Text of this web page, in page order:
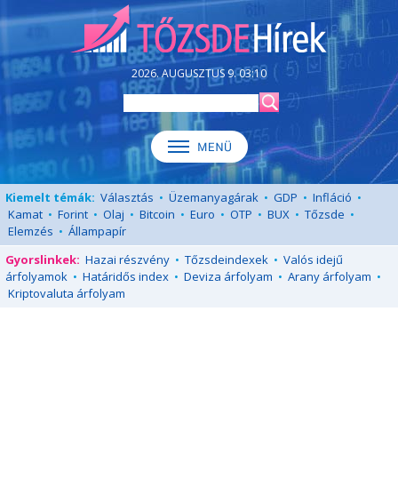
2026. AUGUSZTUS 9. 03:10
Kiemelt témák: Választás • Üzemanyagárak • GDP • Infláció •
Kamat • Forint • Olaj • Bitcoin • Euro • OTP • BUX • Tőzsde •
Elemzés • Állampapír
Gyorslinkek: Hazai részvény • Tőzsdeindexek • Valós idejű
árfolyamok • Határidős index • Deviza árfolyam • Arany árfolyam •
Kriptovaluta árfolyam